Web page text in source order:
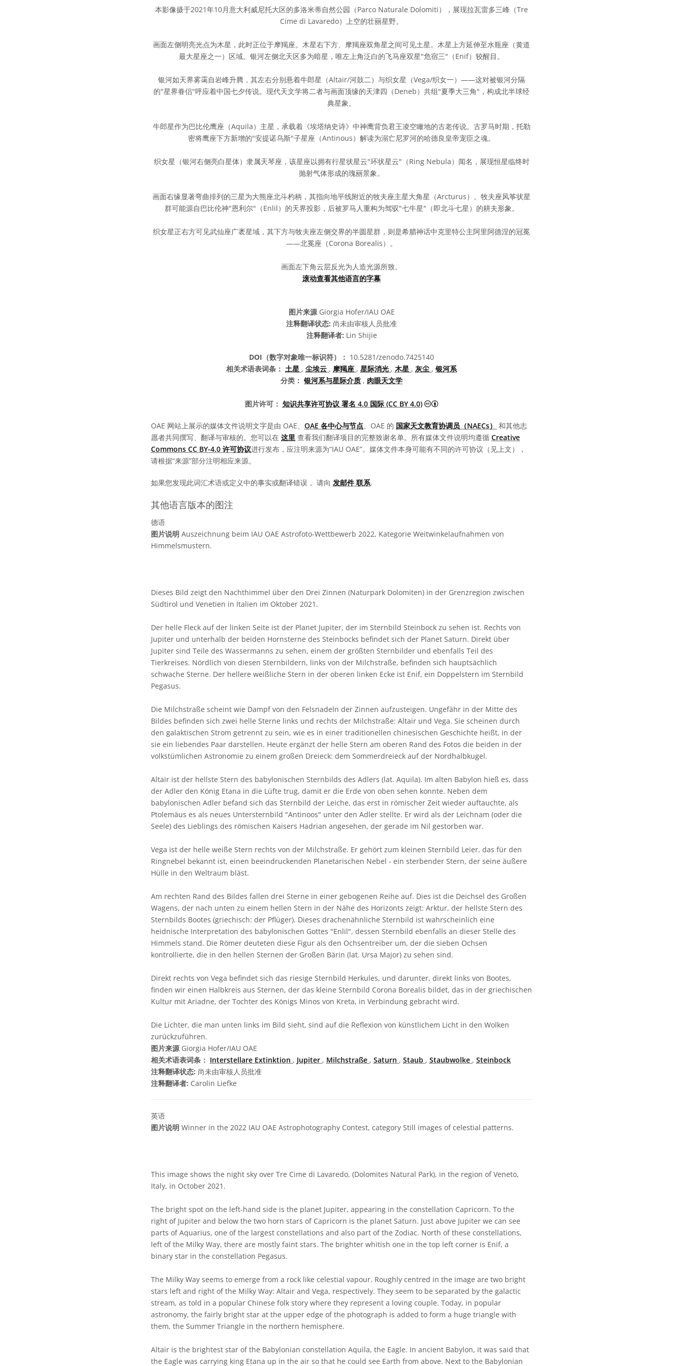
本影像摄于2021年10月意大利威尼托大区的多洛米蒂自然公园（Parco Naturale Dolomiti），展现拉瓦雷多三峰（Tre
Cime di Lavaredo）上空的壮丽星野。
画面左侧明亮光点为木星，此时正位于摩羯座。木星右下方、摩羯座双角星之间可见土星。木星上方延伸至水瓶座（黄道
最大星座之一）区域。银河左侧北天区多为暗星，唯左上角泛白的飞马座双星"危宿三"（Enif）较醒目。
银河如天界雾霭自岩峰升腾，其左右分别悬着牛郎星（Altair/河鼓二）与织女星（Vega/织女一）——这对被银河分隔
的"星界眷侣"呼应着中国七夕传说。现代天文学将二者与画面顶缘的天津四（Deneb）共组"夏季大三角"，构成北半球经
典星象。
牛郎星作为巴比伦鹰座（Aquila）主星，承载着《埃塔纳史诗》中神鹰背负君王凌空瞰地的古老传说。古罗马时期，托勒
密将鹰座下方新增的"安提诺乌斯"子星座（Antinous）解读为溺亡尼罗河的哈德良皇帝宠臣之魂。
织女星（银河右侧亮白星体）隶属天琴座，该星座以拥有行星状星云"环状星云"（Ring Nebula）闻名，展现恒星临终时
抛射气体形成的瑰丽景象。
画面右缘显著弯曲排列的三星为大熊座北斗杓柄，其指向地平线附近的牧夫座主星大角星（Arcturus）。牧夫座风筝状星
群可能源自巴比伦神"恩利尔"（Enlil）的天界投影，后被罗马人重构为驾驭"七牛星"（即北斗七星）的耕夫形象。
织女星正右方可见武仙座广袤星域，其下方与牧夫座左侧交界的半圆星群，则是希腊神话中克里特公主阿里阿德涅的冠冕
——北冕座（Corona Borealis）。
画面左下角云层反光为人造光源所致。
滚动查看其他语言的字幕
图片来源Giorgia Hofer/IAU OAE
注释翻译状态: 尚未由审核人员批准
注释翻译者: Lin Shijie
DOI（数字对象唯一标识符）： 10.5281/zenodo.7425140
相关术语表词条： 土星 , 尘埃云 , 摩羯座 , 星际消光 , 木星 , 灰尘 , 银河系
分类： 银河系与星际介质 , 肉眼天文学
图片许可： 知识共享许可协议 署名 4.0 国际 (CC BY 4.0) 知识共享许可协议 署名 4.0 国际 (CC BY 4.0) 图标
OAE 网站上展示的媒体文件说明文字是由 OAE、 OAE 各中心与节点、OAE 的 国家天文教育协调员（NAECs）
和其他志
愿者共同撰写、翻译与审核的。您可以在 这里 查看我们翻译项目的完整致谢名单。所有媒体文件说明均遵循 Creative
Commons CC BY-4.0 许可协议进行发布，应注明来源为“IAU OAE”。媒体文件本身可能有不同的许可协议（见上文），
请根据“来源”部分注明相应来源。
如果您发现此词汇术语或定义中的事实或翻译错误， 请向 发邮件 联系.
其他语言版本的图注
德语
图片说明 Auszeichnung beim IAU OAE Astrofoto-Wettbewerb 2022, Kategorie Weitwinkelaufnahmen von
Himmelsmustern.
Dieses Bild zeigt den Nachthimmel über den Drei Zinnen (Naturpark Dolomiten) in der Grenzregion zwischen
Südtirol und Venetien in Italien im Oktober 2021.
Der helle Fleck auf der linken Seite ist der Planet Jupiter, der im Sternbild Steinbock zu sehen ist. Rechts von
Jupiter und unterhalb der beiden Hornsterne des Steinbocks befindet sich der Planet Saturn. Direkt über
Jupiter sind Teile des Wassermanns zu sehen, einem der größten Sternbilder und ebenfalls Teil des
Tierkreises. Nördlich von diesen Sternbildern, links von der Milchstraße, befinden sich hauptsächlich
schwache Sterne. Der hellere weißliche Stern in der oberen linken Ecke ist Enif, ein Doppelstern im Sternbild
Pegasus.
Die Milchstraße scheint wie Dampf von den Felsnadeln der Zinnen aufzusteigen. Ungefähr in der Mitte des
Bildes befinden sich zwei helle Sterne links und rechts der Milchstraße: Altair und Vega. Sie scheinen durch
den galaktischen Strom getrennt zu sein, wie es in einer traditionellen chinesischen Geschichte heißt, in der
sie ein liebendes Paar darstellen. Heute ergänzt der helle Stern am oberen Rand des Fotos die beiden in der
volkstümlichen Astronomie zu einem großen Dreieck: dem Sommerdreieck auf der Nordhalbkugel.
Altair ist der hellste Stern des babylonischen Sternbilds des Adlers (lat. Aquila). Im alten Babylon hieß es, dass
der Adler den König Etana in die Lüfte trug, damit er die Erde von oben sehen konnte. Neben dem
babylonischen Adler befand sich das Sternbild der Leiche, das erst in römischer Zeit wieder auftauchte, als
Ptolemäus es als neues Untersternbild "Antinoos" unter den Adler stellte. Er wird als der Leichnam (oder die
Seele) des Lieblings des römischen Kaisers Hadrian angesehen, der gerade im Nil gestorben war.
Vega ist der helle weiße Stern rechts von der Milchstraße. Er gehört zum kleinen Sternbild Leier, das für den
Ringnebel bekannt ist, einen beeindruckenden Planetarischen Nebel - ein sterbender Stern, der seine äußere
Hülle in den Weltraum bläst.
Am rechten Rand des Bildes fallen drei Sterne in einer gebogenen Reihe auf. Dies ist die Deichsel des Großen
Wagens, der nach unten zu einem hellen Stern in der Nähe des Horizonts zeigt: Arktur, der hellste Stern des
Sternbilds Bootes (griechisch: der Pflüger). Dieses drachenähnliche Sternbild ist wahrscheinlich eine
heidnische Interpretation des babylonischen Gottes "Enlil", dessen Sternbild ebenfalls an dieser Stelle des
Himmels stand. Die Römer deuteten diese Figur als den Ochsentreiber um, der die sieben Ochsen
kontrollierte, die in den hellen Sternen der Großen Bärin (lat. Ursa Major) zu sehen sind.
Direkt rechts von Vega befindet sich das riesige Sternbild Herkules, und darunter, direkt links von Bootes,
finden wir einen Halbkreis aus Sternen, der das kleine Sternbild Corona Borealis bildet, das in der griechischen
Kultur mit Ariadne, der Tochter des Königs Minos von Kreta, in Verbindung gebracht wird.
Die Lichter, die man unten links im Bild sieht, sind auf die Reflexion von künstlichem Licht in den Wolken
zurückzuführen.
图片来源Giorgia Hofer/IAU OAE
相关术语表词条： Interstellare Extinktion , Jupiter , Milchstraße , Saturn , Staub , Staubwolke , Steinbock
注释翻译状态: 尚未由审核人员批准
注释翻译者: Carolin Liefke
英语
图片说明 Winner in the 2022 IAU OAE Astrophotography Contest, category Still images of celestial patterns.
This image shows the night sky over Tre Cime di Lavaredo, (Dolomites Natural Park), in the region of Veneto,
Italy, in October 2021.
The bright spot on the left-hand side is the planet Jupiter, appearing in the constellation Capricorn. To the
right of Jupiter and below the two horn stars of Capricorn is the planet Saturn. Just above Jupiter we can see
parts of Aquarius, one of the largest constellations and also part of the Zodiac. North of these constellations,
left of the Milky Way, there are mostly faint stars. The brighter whitish one in the top left corner is Enif, a
binary star in the constellation Pegasus.
The Milky Way seems to emerge from a rock like celestial vapour. Roughly centred in the image are two bright
stars left and right of the Milky Way: Altair and Vega, respectively. They seem to be separated by the galactic
stream, as told in a popular Chinese folk story where they represent a loving couple. Today, in popular
astronomy, the fairly bright star at the upper edge of the photograph is added to form a huge triangle with
them, the Summer Triangle in the northern hemisphere.
Altair is the brightest star of the Babylonian constellation Aquila, the Eagle. In ancient Babylon, it was said that
the Eagle was carrying king Etana up in the air so that he could see Earth from above. Next to the Babylonian